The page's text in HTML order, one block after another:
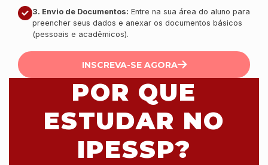
3. Envio de Documentos: Entre na sua área do aluno para
preencher seus dados e anexar os documentos básicos
(pessoais e acadêmicos).
INSCREVA-SE AGORA
POR QUE
ESTUDAR NO
IPESSP?